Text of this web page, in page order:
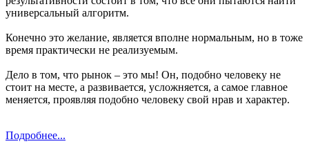
универсальный алгоритм.
Конечно это желание, является вполне нормальным, но в тоже
время практически не реализуемым.
Дело в том, что рынок – это мы! Он, подобно человеку не
стоит на месте, а развивается, усложняется, а самое главное
меняется, проявляя подобно человеку свой нрав и характер.
Подробнее...